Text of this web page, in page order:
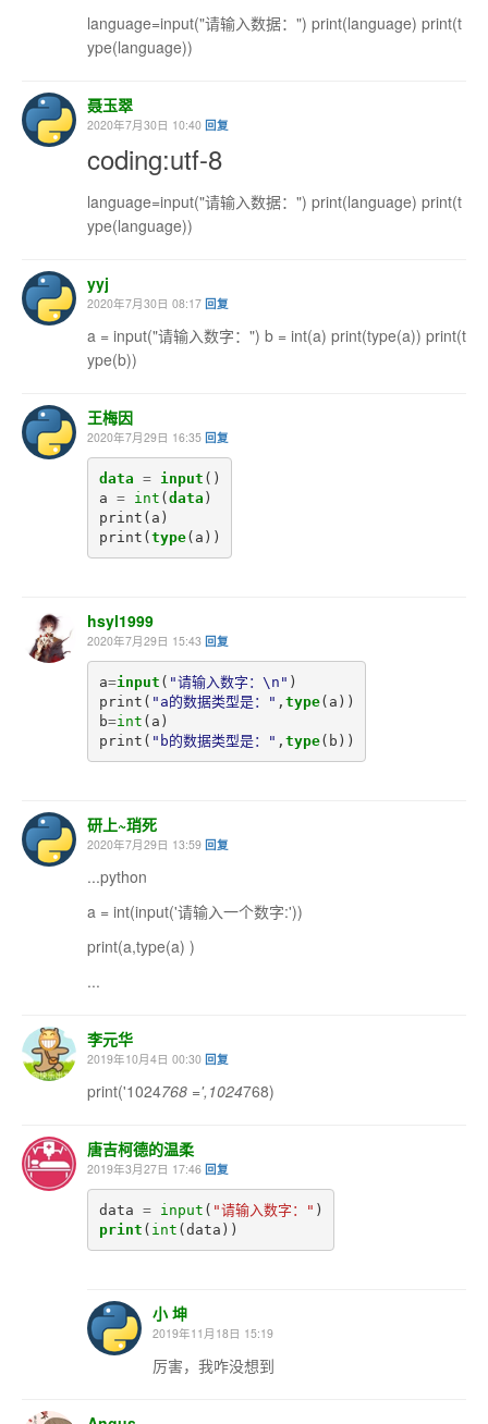
language=input("请输入数据：") print(language) print(t
ype(language))
聂玉翠
2020年7月30日 10:40 回复
coding:utf-8
language=input("请输入数据：") print(language) print(t
ype(language))
yyj
2020年7月30日 08:17 回复
a = input("请输入数字：") b = int(a) print(type(a)) print(t
ype(b))
王梅因
2020年7月29日 16:35 回复
data = input ()
a = int (data )
print ( a )
print (type( a ))
hsyl1999
2020年7月29日 15:43 回复
a=input ( "请输入数字：\n" )
print ( "a的数据类型是：" , type( a ))
b=int ( a )
print ( "b的数据类型是：" , type( b ))
研上~琑死
2020年7月29日 13:59 回复
...python
a = int(input('请输入一个数字:'))
print(a,type(a) )
...
李元华
2019年10月4日 00:30 回复
print('1024768 =',1024768)
唐吉柯德的温柔
2019年3月27日 17:46 回复
data = input ( "请输入数字：" )
print ( int (data ))
小 坤
2019年11月18日 15:19
厉害，我咋没想到